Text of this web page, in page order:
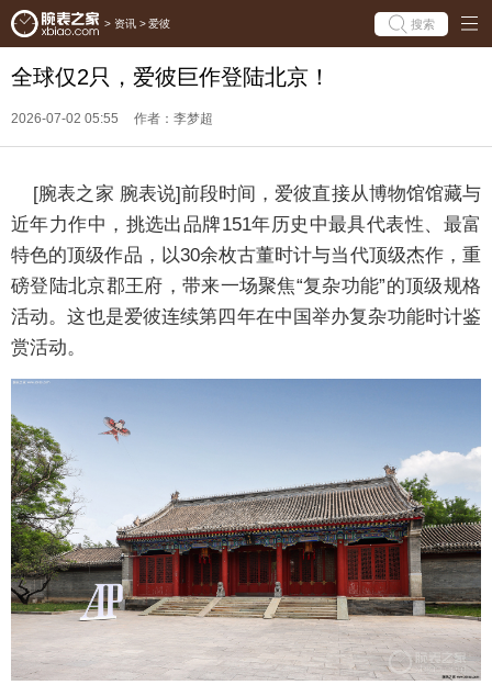
> 资讯 > 爱彼 搜索
全球仅2只，爱彼巨作登陆北京！
2026-07-02 05:55 作者：李梦超
[腕表之家 腕表说]前段时间，爱彼直接从博物馆馆藏与
近年力作中，挑选出品牌151年历史中最具代表性、最富
特色的顶级作品，以30余枚古董时计与当代顶级杰作，重
磅登陆北京郡王府，带来一场聚焦“复杂功能”的顶级规格
活动。这也是爱彼连续第四年在中国举办复杂功能时计鉴
赏活动。